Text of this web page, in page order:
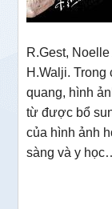
R.Gest,
H.Walji.
quang, hình
từ được bổ
của hình ảnh
sàng và y